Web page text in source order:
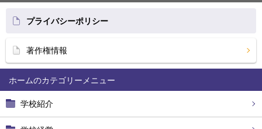
ホーム
学校紹介
プライバシーポリシー
著作権情報